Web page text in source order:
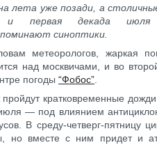
лета уже позади, а
первая декада июля
синоптики.
метеорологов, жаркая
над москвичами, и во
погоды “Фобос”.
пройдут кратковременные
— под влиянием
В среду-четверг-пятницу
но вместе с ним придет и